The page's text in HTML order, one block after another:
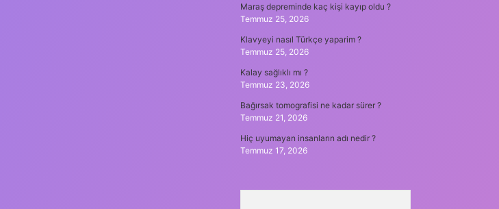
Maraş depreminde kaç kişi kayıp oldu ?
Temmuz 25, 2026
Klavyeyi nasıl Türkçe yaparim ?
Temmuz 25, 2026
Kalay sağlıklı mı ?
Temmuz 23, 2026
Bağırsak tomografisi ne kadar sürer ?
Temmuz 21, 2026
Hiç uyumayan insanların adı nedir ?
Temmuz 17, 2026